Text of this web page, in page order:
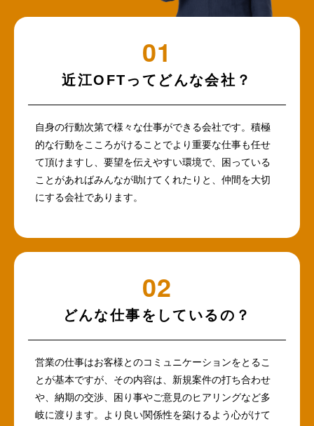
近江OFTってどんな会社？
自身の行動次第で様々な仕事ができる会社です。積極
的な行動をこころがけることでより重要な仕事も任せ
て頂けますし、要望を伝えやすい環境で、困っている
ことがあればみんなが助けてくれたりと、仲間を大切
にする会社であります。
どんな仕事をしているの？
営業の仕事はお客様とのコミュニケーションをとるこ
とが基本ですが、その内容は、新規案件の打ち合わせ
や、納期の交渉、困り事やご意見のヒアリングなど多
岐に渡ります。より良い関係性を築けるよう心がけて